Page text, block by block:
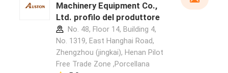
Machinery Equipment Co.,
Ltd. profilo del produttore
No. 48, Floor 14, Building 4,
No. 1319, East Hanghai Road,
Zhengzhou (jingkai), Henan Pilot
Free Trade Zone ,Porcellana